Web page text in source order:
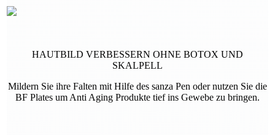
HAUTBILD VERBESSERN OHNE BOTOX UND
SKALPELL
Mildern Sie ihre Falten mit Hilfe des sanza Pen oder nutzen Sie die
BF Plates um Anti Aging Produkte tief ins Gewebe zu bringen.